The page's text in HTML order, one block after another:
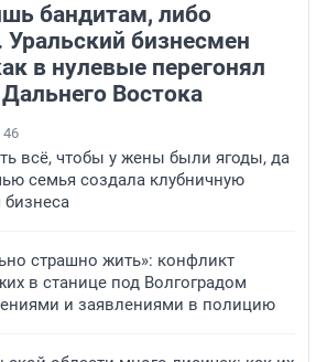
бандитам, либо
Уральский бизнесмен
в нулевые перегонял
Востока
46
всё, чтобы у жены были ягоды, да
семья создала клубничную
страшно жить»: конфликт
в станице под Волгоградом
и заявлениями в полицию